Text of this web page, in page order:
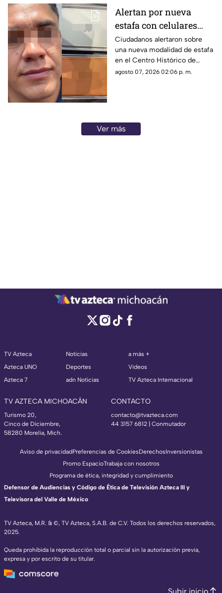
Alertan por nueva
estafa con celulares
pirata en el Centro de
Morelia.
Ciudadanos alertaron sobre
una nueva modalidad de estafa
en el Centro Histórico de
Morelia, luego de que un
presuntamente falsos.
agosto 07, 2026 02:06 p. m.
Ver más
TV Azteca
Azteca UNO
Azteca 7
Noticias
Deportes
adn Noticias
a más +
Videos
TV Azteca Internacional
TV AZTECA MICHOACÁN
Turismo 20,
Cinco de Diciembre,
58280 Morelia, Mich.
CONTACTO
contacto@tvazteca.com
44 3157 6812 | Conmutador
TV Azteca, M.R. & ©, TV Azteca, S.A.B. de C.V. Todos los derechos reservados,
2025.
Queda prohibida la reproducción total o parcial sin la autorización previa,
expresa y por escrito de su titular.
Aviso de privacidadPreferencias de CookiesDerechosInversionistas
Promo EspacioTrabaja con nosotros
Programa de ética, integridad y cumplimiento
Defensor de Audiencias y Código de Ética de Televisión Azteca III y
Televisora del Valle de México
Subir inicio